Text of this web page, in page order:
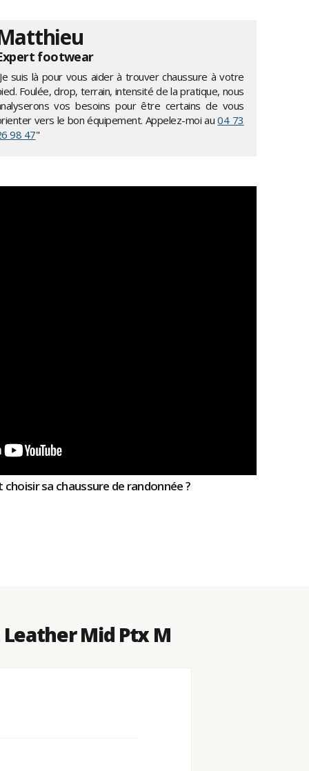
footwear
suis là pour vous aider à trouver chaussure à votre
Foulée, drop, terrain, intensité de la pratique, nous
vos besoins pour être certains de vous
vers le bon équipement. Appelez-moi au04 73
98 47"
sa chaussure de randonnée ?
Mid Ptx M